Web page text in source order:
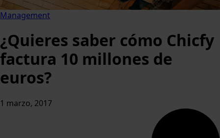
Management
¿Quieres saber cómo Chicfy
factura 10 millones de
euros?
1 marzo, 2017